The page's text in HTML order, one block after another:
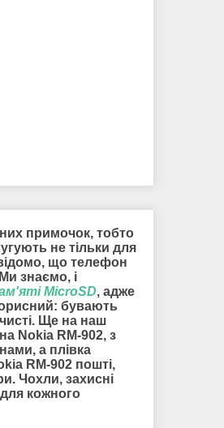
примочок, тобто
не тільки для
що телефон
знаємо, і
MicroSD, адже
бувають
Ще на наш
на Nokia RM-902, з
а плівка
RM-902 пошті,
Чохли, захисні
кожного